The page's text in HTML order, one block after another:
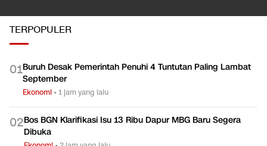
TERPOPULER
01Buruh Desak Pemerintah Penuhi 4 Tuntutan Paling Lambat
September
Ekonomi •1 jam yang lalu
02Bos BGN Klarifikasi Isu 13 Ribu Dapur MBG Baru Segera
Dibuka